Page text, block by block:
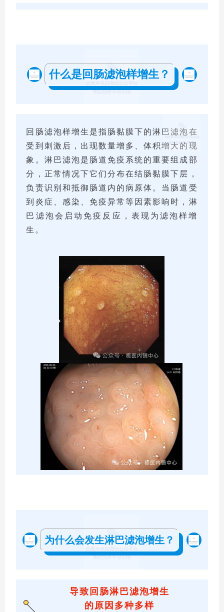
什么是回肠滤泡样增生？
回肠滤泡样增生是指肠黏膜下的淋巴滤泡在
受到刺激后，出现数量增多、体积增大的现
象。淋巴滤泡是肠道免疫系统的重要组成部
分，正常情况下它们分布在结肠黏膜下层，
负责识别和抵御肠道内的病原体。当肠道受
到炎症、感染、免疫异常等因素影响时，淋
巴滤泡会启动免疫反应，表现为滤泡样增
生。
为什么会发生淋巴滤泡增生？
导致回肠淋巴滤泡增生
的原因 多种多样